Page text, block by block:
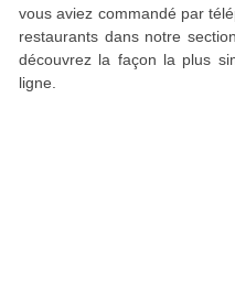
vous aviez commandé par
restaurants dans notre
découvrez la façon la plus
ligne.